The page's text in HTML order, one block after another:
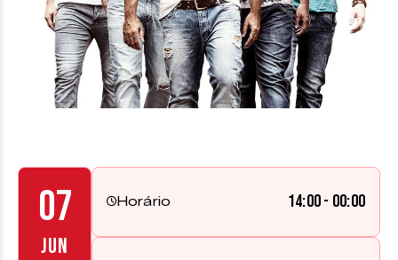
07
JUN
Horário 14:00 - 00:00